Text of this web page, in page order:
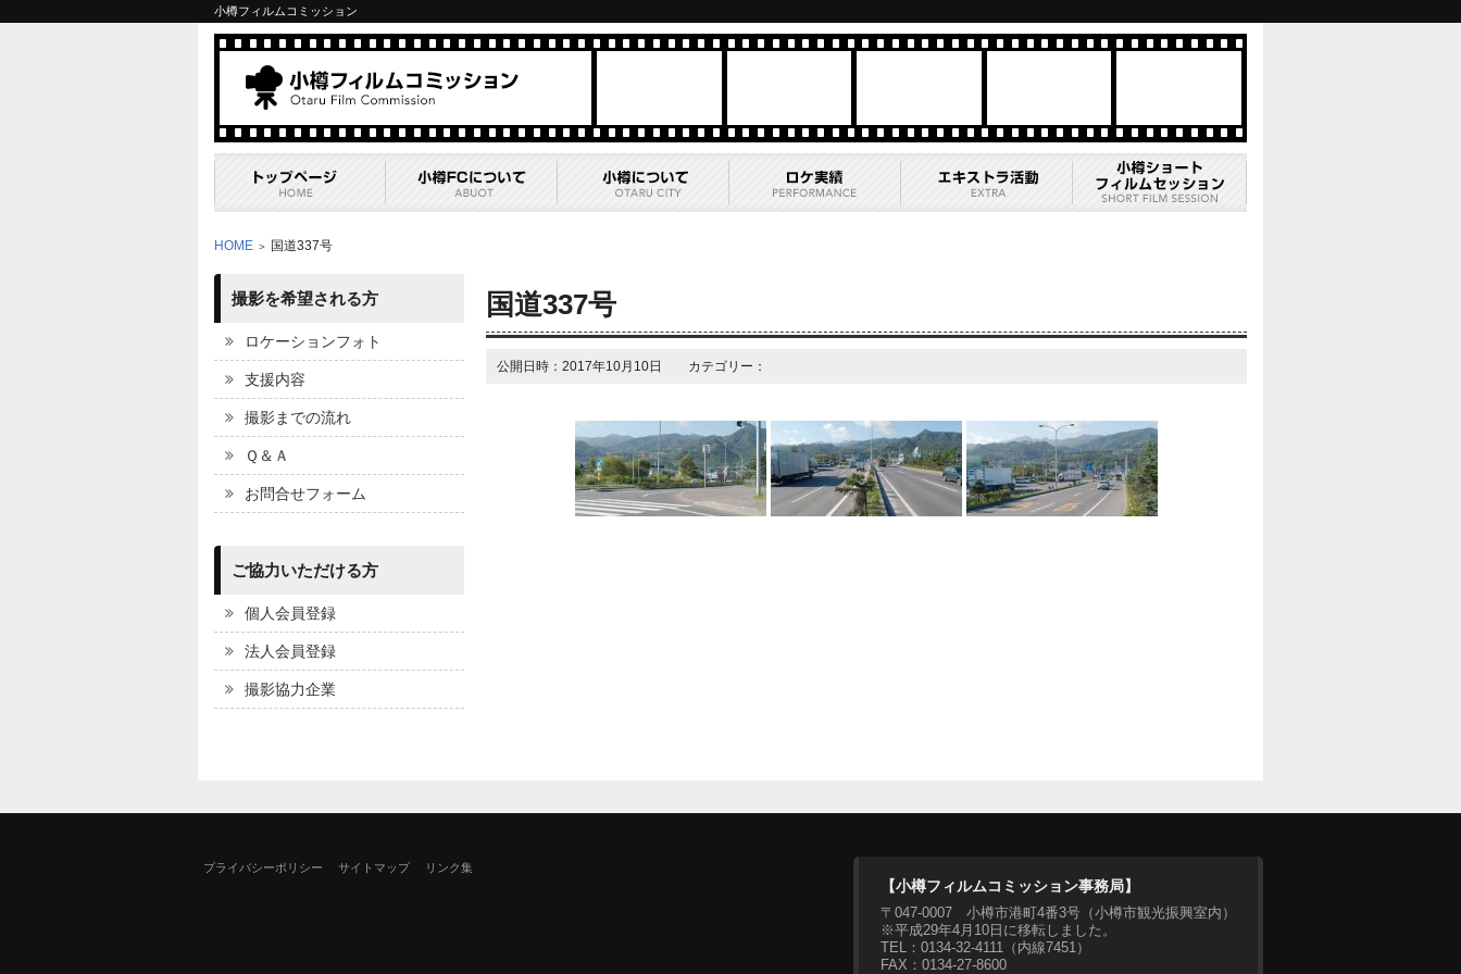
小樽フィルムコミッション
HOME ＞ 国道337号
国道337号
公開日時：2017年10月10日 カテゴリー：
撮影を希望される方
ロケーションフォト
支援内容
撮影までの流れ
Ｑ＆Ａ
お問合せフォーム
ご協力いただける方
個人会員登録
法人会員登録
撮影協力企業
プライバシーポリシー サイトマップ リンク集
【小樽フィルムコミッション事務局】
〒047-0007 小樽市港町4番3号（小樽市観光振興室内）
※平成29年4月10日に移転しました。
TEL：0134-32-4111（内線7451）
FAX：0134-27-8600